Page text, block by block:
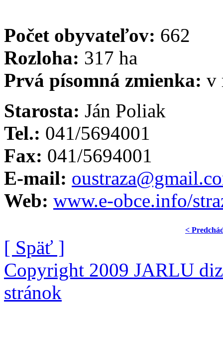
Počet obyvateľov: 662
Rozloha: 317 ha
Prvá písomná zmienka: v
Starosta: Ján Poliak
Tel.: 041/5694001
Fax: 041/5694001
E-mail:
Web: www.e-obce.info/
<
[ Späť ]
Copyright 2009 JARLU
stránok